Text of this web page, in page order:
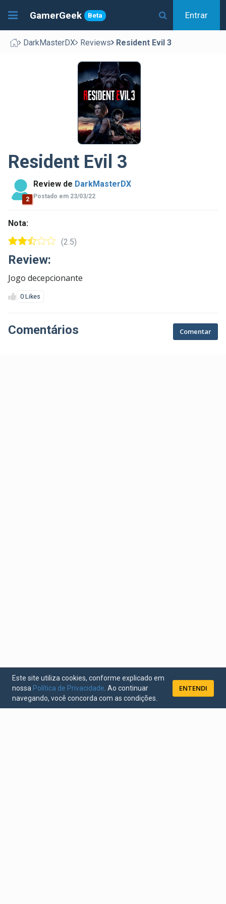
GamerGeek Beta Entrar
DarkMasterDX Reviews Resident Evil 3
Resident Evil 3
2
Review de DarkMasterDX
Postado em 23/03/22
Nota:
(2.5)
Review:
Jogo decepcionante
0 Likes
Comentários Comentar
Este site utiliza cookies, conforme explicado em
nossa Política de Privacidade . Ao continuar
navegando, você concorda com as condições.
ENTENDI